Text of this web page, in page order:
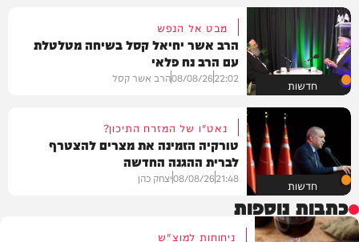
חדשות
מבט אל הנפש
הרב אשר יחיאל קסל בשיחה מטלטלת
עם הרב נח פלאי
22:02
08/08/26הרב אשר קסל
חדשות
נאט"ו של המזרח התיכון?
טורקיה הזמינה את מצרים להצטרף
לברית ההגנה החדשה
21:48
08/08/26יצחק כהן
כתבות נוספות
ניחוחות למוצ"ש